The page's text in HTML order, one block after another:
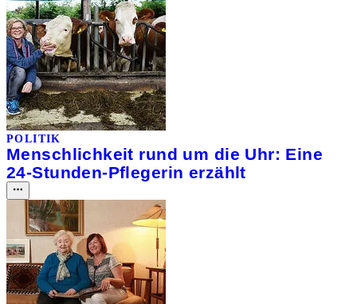
POLITIK
Menschlichkeit rund um die Uhr: Eine
24-Stunden-Pflegerin erzählt